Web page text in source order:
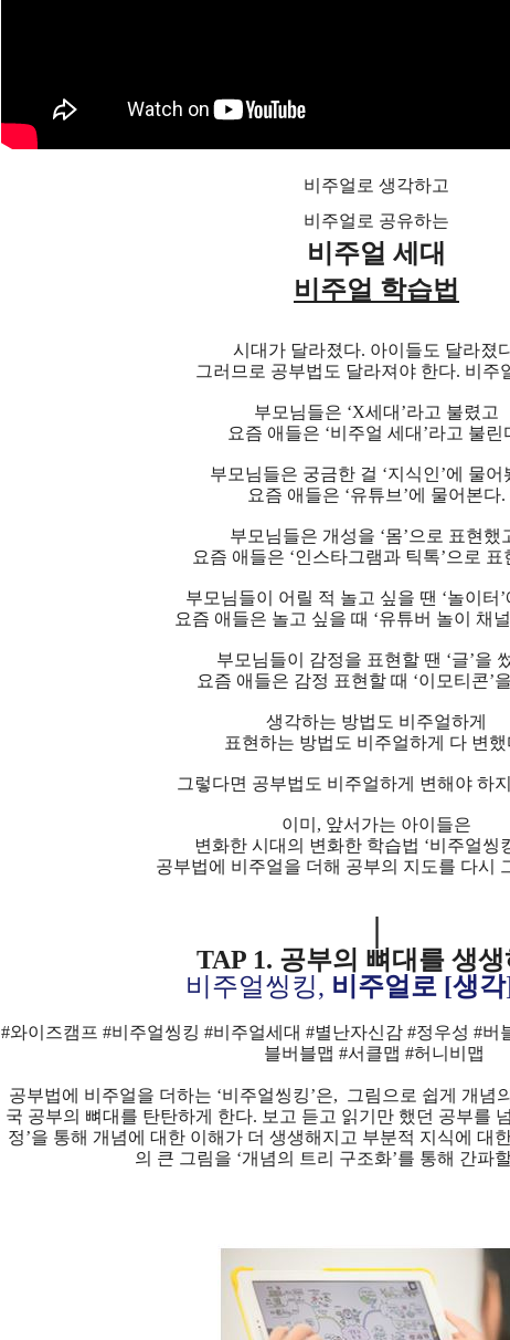
비주얼로 생각하고
비주얼로 공유하는
비주얼 세대
비주얼 학습법
시대가 달라졌다. 아이들도 달라졌
그러므로 공부법도 달라져야 한다. 비주
부모님들은 ‘X세대’라고 불렸고
요즘 애들은 ‘비주얼 세대’라고 불린
부모님들은 궁금한 걸 ‘지식인’에 물어
요즘 애들은 ‘유튜브’에 물어본다.
부모님들은 개성을 ‘몸’으로 표현했
요즘 애들은 ‘인스타그램과 틱톡’으로 표
부모님들이 어릴 적 놀고 싶을 땐 ‘놀이터
요즘 애들은 놀고 싶을 때 ‘유튜버 놀이 채
부모님들이 감정을 표현할 땐 ‘글’을
요즘 애들은 감정 표현할 때 ‘이모티콘’
생각하는 방법도 비주얼하게
표현하는 방법도 비주얼하게 다 변했
그렇다면 공부법도 비주얼하게 변해야 하
이미, 앞서가는 아이들은
변화한 시대의 변화한 학습법 ‘비주얼씽
공부법에 비주얼을 더해 공부의 지도를 다시
|
TAP 1. 공부의 뼈대를 생생
비주얼씽킹, 비주얼로 [생
#와이즈캠프 #비주얼씽킹 #비주얼세대 #별난자신감 #정우성 #버
블버블맵 #서클맵 #허니비맵
공부법에 비주얼을 더하는 ‘비주얼씽킹’은, 그림으로 쉽게 개념
국 공부의 뼈대를 탄탄하게 한다. 보고 듣고 읽기만 했던 공부를
정’을 통해 개념에 대한 이해가 더 생생해지고 부분적 지식에 대
의 큰 그림을 ‘개념의 트리 구조화’를 통해 간파